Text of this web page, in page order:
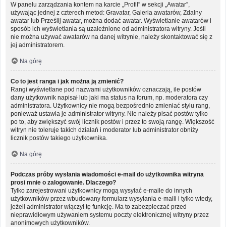
W panelu zarządzania kontem na karcie „Profil” w sekcji „Awatar”,
używając jednej z czterech metod: Gravatar, Galeria awatarów, Zdalny
awatar lub Prześlij awatar, można dodać awatar. Wyświetlanie awatarów i
sposób ich wyświetlania są uzależnione od administratora witryny. Jeśli
nie można używać awatarów na danej witrynie, należy skontaktować się z
jej administratorem.
Na górę
Co to jest ranga i jak można ją zmienić?
Rangi wyświetlane pod nazwami użytkowników oznaczają, ile postów
dany użytkownik napisał lub jaki ma status na forum, np. moderatora czy
administratora. Użytkownicy nie mogą bezpośrednio zmieniać stylu rang,
ponieważ ustawia je administrator witryny. Nie należy pisać postów tylko
po to, aby zwiększyć swój licznik postów i przez to swoją rangę. Większość
witryn nie toleruje takich działań i moderator lub administrator obniży
licznik postów takiego użytkownika.
Na górę
Podczas próby wysłania wiadomości e-mail do użytkownika witryna
prosi mnie o zalogowanie. Dlaczego?
Tylko zarejestrowani użytkownicy mogą wysyłać e-maile do innych
użytkowników przez wbudowany formularz wysyłania e-maili i tylko wtedy,
jeżeli administrator włączył tę funkcję. Ma to zabezpieczać przed
nieprawidłowym używaniem systemu poczty elektronicznej witryny przez
anonimowych użytkowników.